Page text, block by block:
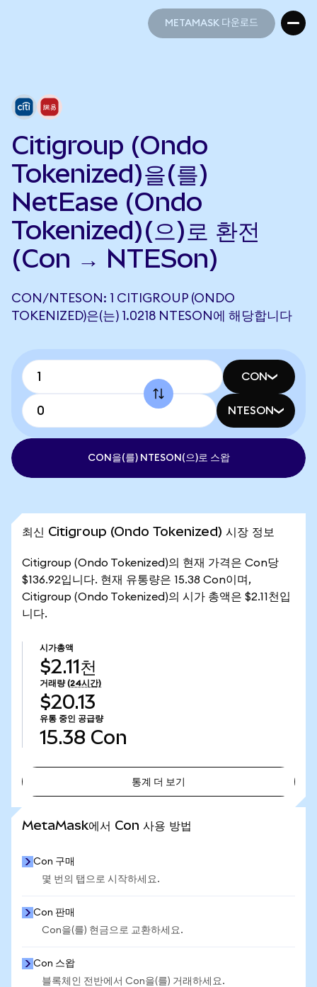
METAMASK 다운로드
Citigroup (Ondo
Tokenized)을(를)
NetEase (Ondo
Tokenized)(으)로 환전
(Con → NTESon)
CON/NTESON: 1 CITIGROUP (ONDO
TOKENIZED)은(는) 1.0218 NTESON에 해당합니다
CON
NTESON
CON을(를) NTESON(으)로 스왑
최신 Citigroup (Ondo Tokenized) 시장 정보
Citigroup (Ondo Tokenized)의 현재 가격은 Con당
$136.92입니다. 현재 유통량은 15.38 Con이며,
Citigroup (Ondo Tokenized)의 시가 총액은 $2.11천입
니다.
시가총액
$2.11천
거래량 (24시간)
$20.13
유통 중인 공급량
15.38 Con
통계 더 보기
MetaMask에서 Con 사용 방법
Con 구매
몇 번의 탭으로 시작하세요.
Con 판매
Con을(를) 현금으로 교환하세요.
Con 스왑
블록체인 전반에서 Con을(를) 거래하세요.